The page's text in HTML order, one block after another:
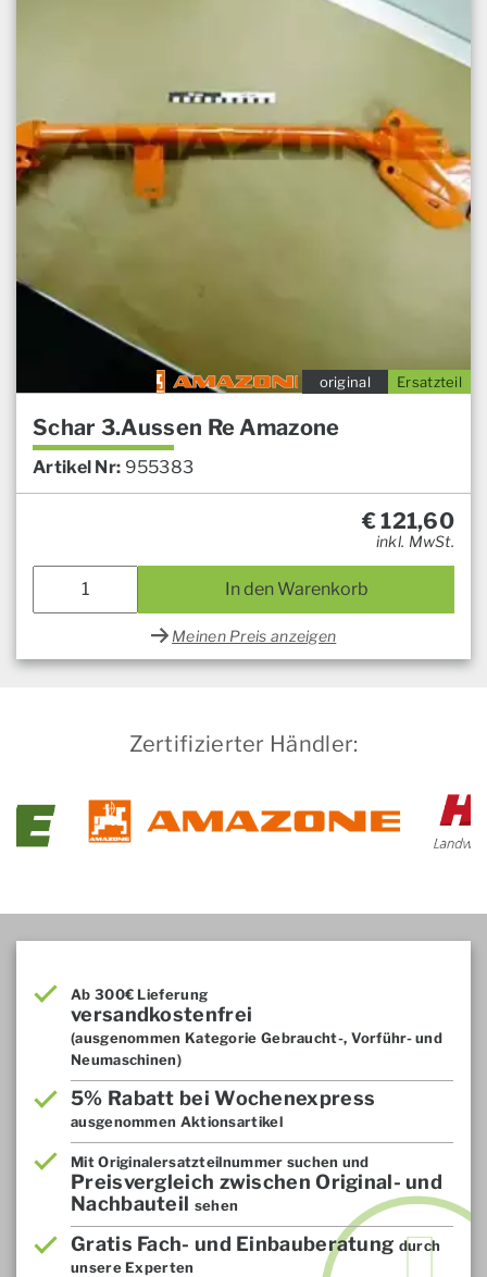
Ersatzteil
original
Schar 3.Aussen Re Amazone
Artikel Nr: 955383
€121,60
inkl. MwSt.
In den Warenkorb
Meinen Preis anzeigen
Zertifizierter Händler:
Ab 300€ Lieferung
versandkostenfrei
(ausgenommen Kategorie Gebraucht-, Vorführ- und
Neumaschinen)
5% Rabatt bei Wochenexpress
ausgenommen Aktionsartikel
Mit Originalersatzteilnummer suchen und
Preisvergleich zwischen Original- und
Nachbauteil sehen
Gratis Fach- und Einbauberatung durch
unsere Experten